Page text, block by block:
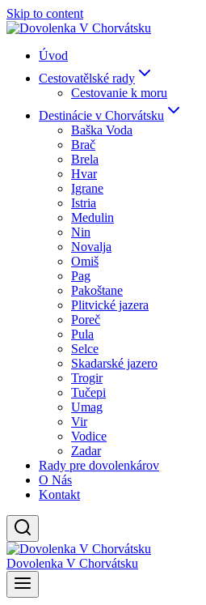
Skip to content
Úvod
Cestovatělské rady
Cestovanie k moru
Destinácie v Chorvátsku
Baška Voda
Brač
Brela
Hvar
Igrane
Istria
Medulin
Nin
Novalja
Omiš
Pag
Pakoštane
Plitvické jazera
Poreč
Pula
Selce
Skadarské jazero
Trogir
Tučepi
Umag
Vir
Vodice
Zadar
Rady pre dovolenkárov
O Nás
Kontakt
Dovolenka V Chorvátsku